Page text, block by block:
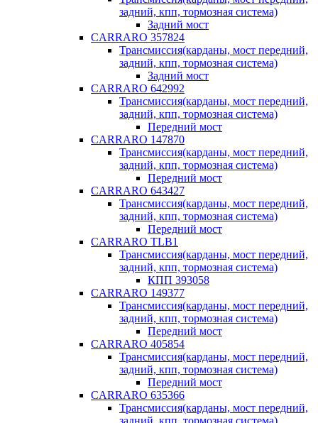
задний, кпп, тормозная система)
Задний мост
CARRARO 357824
Трансмиссия(карданы, мост передний,
задний, кпп, тормозная система)
Задний мост
CARRARO 642992
Трансмиссия(карданы, мост передний,
задний, кпп, тормозная система)
Передний мост
CARRARO 147870
Трансмиссия(карданы, мост передний,
задний, кпп, тормозная система)
Передний мост
CARRARO 643427
Трансмиссия(карданы, мост передний,
задний, кпп, тормозная система)
Передний мост
CARRARO TLB1
Трансмиссия(карданы, мост передний,
задний, кпп, тормозная система)
КПП 393058
CARRARO 149377
Трансмиссия(карданы, мост передний,
задний, кпп, тормозная система)
Передний мост
CARRARO 405854
Трансмиссия(карданы, мост передний,
задний, кпп, тормозная система)
Передний мост
CARRARO 635366
Трансмиссия(карданы, мост передний,
задний, кпп, тормозная система)